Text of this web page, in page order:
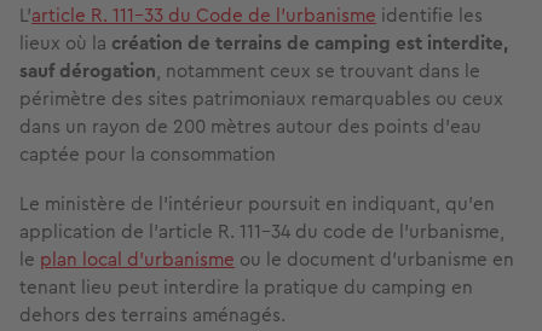
L’article R. 111-33 du Code de l’urbanisme identifie les
lieux où la création de terrains de camping est interdite,
sauf dérogation, notamment ceux se trouvant dans le
périmètre des sites patrimoniaux remarquables ou ceux
dans un rayon de 200 mètres autour des points d'eau
captée pour la consommation
Le ministère de l’intérieur poursuit en indiquant, qu’en
application de l'article R. 111-34 du code de l'urbanisme,
le plan local d'urbanisme ou le document d'urbanisme en
tenant lieu peut interdire la pratique du camping en
dehors des terrains aménagés.